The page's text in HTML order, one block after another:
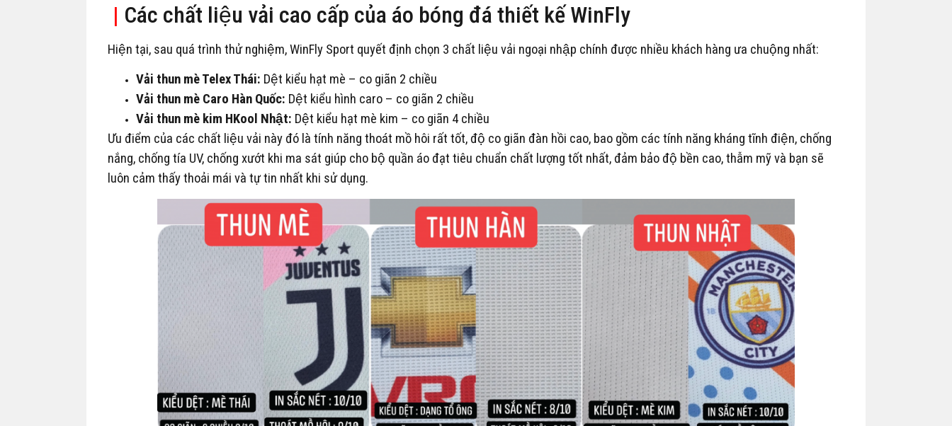
| Các chất liệu vải cao cấp của áo bóng đá thiết kế WinFly
Hiện tại, sau quá trình thử nghiệm, WinFly Sport quyết định chọn 3 chất liệu vải ngoại nhập chính được nhiều khách hàng ưa chuộng nhất:
Vải thun mè Telex Thái: Dệt kiểu hạt mè – co giãn 2 chiều
Vải thun mè Caro Hàn Quốc: Dệt kiểu hình caro – co giãn 2 chiều
Vải thun mè kim HKool Nhật: Dệt kiểu hạt mè kim – co giãn 4 chiều
Ưu điểm của các chất liệu vải này đó là tính năng thoát mồ hôi rất tốt, độ co giãn đàn hồi cao, bao gồm các tính năng kháng tĩnh điện, chống
nắng, chống tía UV, chống xướt khi ma sát giúp cho bộ quần áo đạt tiêu chuẩn chất lượng tốt nhất, đảm bảo độ bền cao, thẫm mỹ và bạn sẽ
luôn cảm thấy thoải mái và tự tin nhất khi sử dụng.